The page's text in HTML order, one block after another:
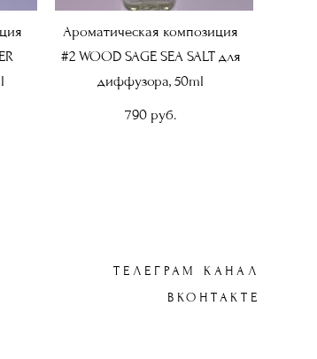
Ароматическая композиция
#2 WOOD SAGE SEA SALT для
диффузора, 50ml
790 pуб.
ТЕЛЕГРАМ КАНАЛ
ВКОНТАКТЕ